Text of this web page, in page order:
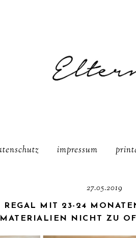
impressum
27.05.2019
REGAL MIT 23-24
MATERIALIEN NICHT ZU